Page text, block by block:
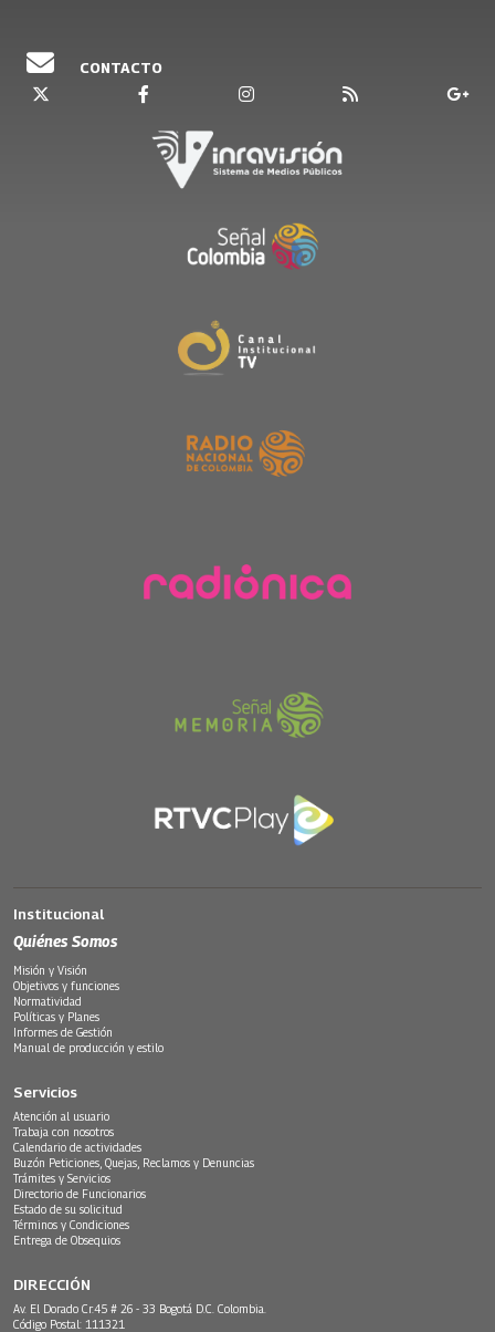
CONTACTO
Institucional
Quiénes Somos
Misión y Visión
Objetivos y funciones
Normatividad
Políticas y Planes
Informes de Gestión
Manual de producción y estilo
Servicios
Atención al usuario
Trabaja con nosotros
Calendario de actividades
Buzón Peticiones, Quejas, Reclamos y Denuncias
Trámites y Servicios
Directorio de Funcionarios
Estado de su solicitud
Términos y Condiciones
Entrega de Obsequios
DIRECCIÓN
Av. El Dorado Cr.45 # 26 - 33 Bogotá D.C. Colombia.
Código Postal: 111321